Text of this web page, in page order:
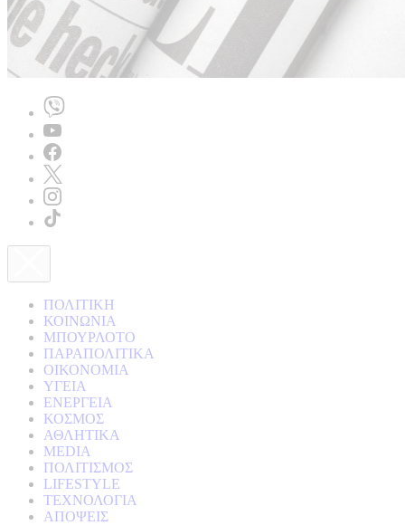
ΠΟΛΙΤΙΚΗ
ΚΟΙΝΩΝΙΑ
ΜΠΟΥΡΛΟΤΟ
ΠΑΡΑΠΟΛΙΤΙΚΑ
ΟΙΚΟΝΟΜΙΑ
ΥΓΕΙΑ
ΕΝΕΡΓΕΙΑ
ΚΟΣΜΟΣ
ΑΘΛΗΤΙΚΑ
MEDIA
ΠΟΛΙΤΙΣΜΟΣ
LIFESTYLE
ΤΕΧΝΟΛΟΓΙΑ
ΑΠΟΨΕΙΣ